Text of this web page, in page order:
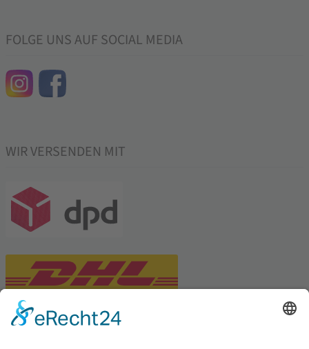
FOLGE UNS AUF SOCIAL MEDIA
WIR VERSENDEN MIT